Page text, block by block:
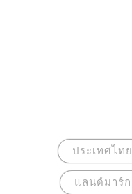
ประเทศไทย
แลนด์มาร์ก